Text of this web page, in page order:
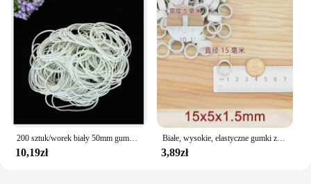
200 sztuk/worek biały 50mm gumka guma elastyczna zespoły biurowe uchwyt pakowania biuro małe akcesoria
10,19zł
Białe, wysokie, elastyczne gumki zapięcia używane do szkolnych artykułów biurowych, przemysłowych artykułów gospodarstwa domowego, szerokość 5 mm
3,89zł